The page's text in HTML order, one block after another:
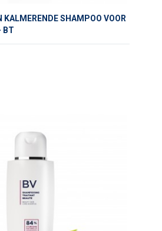
KALMERENDE SHAMPOO VOOR
BT